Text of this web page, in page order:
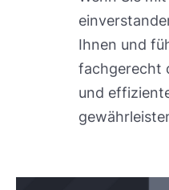
Ihnen und
fachgerecht
und